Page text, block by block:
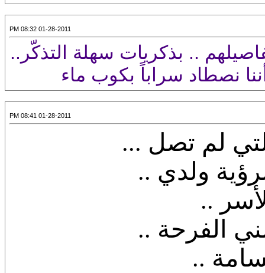
01-28-2011 08:32 PM
.. بذكريات سهلة التذكّر..
نصطاد سراباً بكوب ماء
01-28-2011 08:41 PM
لم تصل ...
ولدي ..
..
الفرحة ..
..